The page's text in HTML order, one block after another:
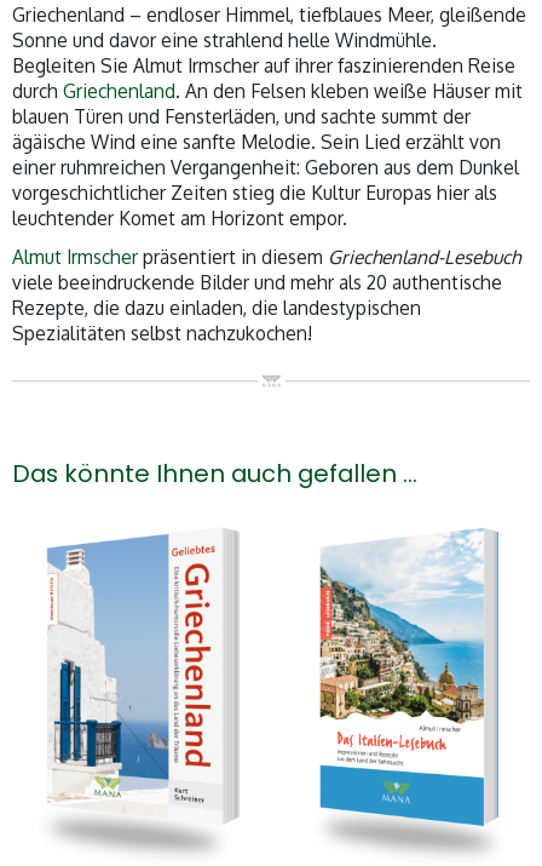
Griechenland – endloser Himmel, tiefblaues Meer, gleißende
Sonne und davor eine strahlend helle Windmühle.
Begleiten Sie Almut Irmscher auf ihrer faszinierenden Reise
durch Griechenland. An den Felsen kleben weiße Häuser mit
blauen Türen und Fensterläden, und sachte summt der
ägäische Wind eine sanfte Melodie. Sein Lied erzählt von
einer ruhmreichen Vergangenheit: Geboren aus dem Dunkel
vorgeschichtlicher Zeiten stieg die Kultur Europas hier als
leuchtender Komet am Horizont empor.
Almut Irmscher präsentiert in diesem Griechenland-Lesebuch
viele beeindruckende Bilder und mehr als 20 authentische
Rezepte, die dazu einladen, die landestypischen
Spezialitäten selbst nachzukochen!
Das könnte Ihnen auch gefallen …